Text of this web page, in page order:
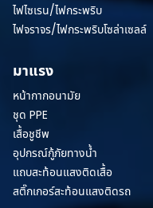
ไฟไซเรน/ไฟกระพริบ
ไฟจราจร/ไฟกระพริบโซล่าเซลล์
มาแรง
หน้ากากอนามัย
ชุด PPE
เสื้อชูชีพ
อุปกรณ์กู้ภัยทางน้ำ
แถบสะท้อนแสงติดเสื้อ
สติ๊กเกอร์สะท้อนแสงติดรถ